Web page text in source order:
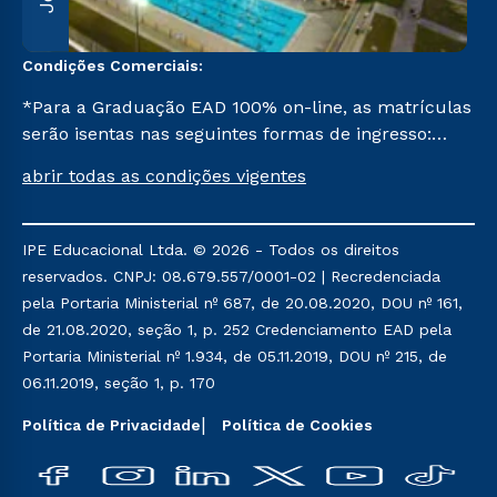
Condições Comerciais:
*Para a Graduação EAD 100% on-line, as matrículas
serão isentas nas seguintes formas de ingresso:
Pedagogia para Licenciados e Transferência. Já para
abrir todas as condições vigentes
IPE Educacional Ltda. © 2026 - Todos os direitos
reservados. CNPJ: 08.679.557/0001-02 | Recredenciada
pela Portaria Ministerial nº 687, de 20.08.2020, DOU nº 161,
de 21.08.2020, seção 1, p. 252 Credenciamento EAD pela
Portaria Ministerial nº 1.934, de 05.11.2019, DOU nº 215, de
06.11.2019, seção 1, p. 170
Política de Privacidade Política de Cookies